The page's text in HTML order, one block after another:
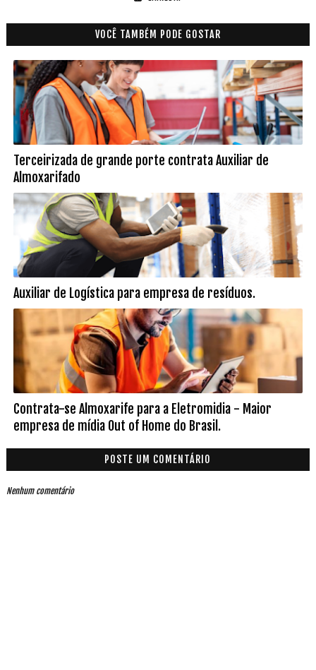
VOCÊ TAMBÉM PODE GOSTAR
Terceirizada de grande porte contrata Auxiliar de
Almoxarifado
Auxiliar de Logística para empresa de resíduos.
Contrata-se Almoxarife para a Eletromidia - Maior
empresa de mídia Out of Home do Brasil.
POSTE UM COMENTÁRIO
Nenhum comentário